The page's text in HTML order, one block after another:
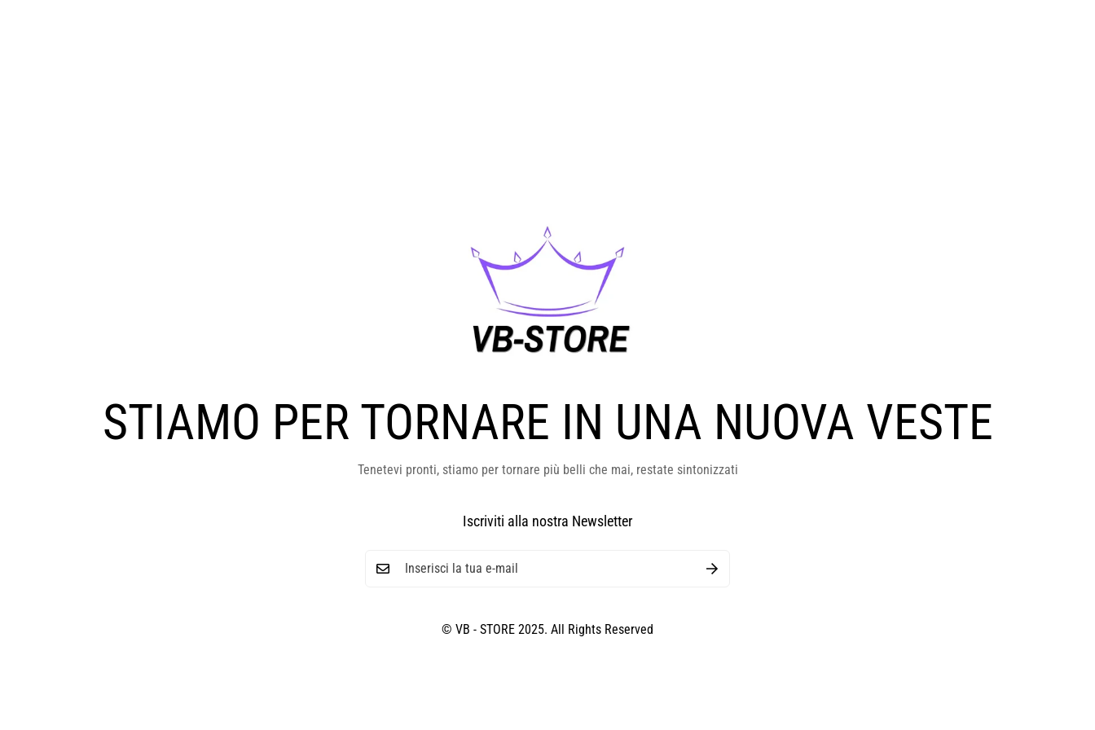
STIAMO PER TORNARE IN UNA NUOVA VESTE
Tenetevi pronti, stiamo per tornare più belli che mai, restate sintonizzati
Iscriviti alla nostra Newsletter
© VB - STORE 2025. All Rights Reserved